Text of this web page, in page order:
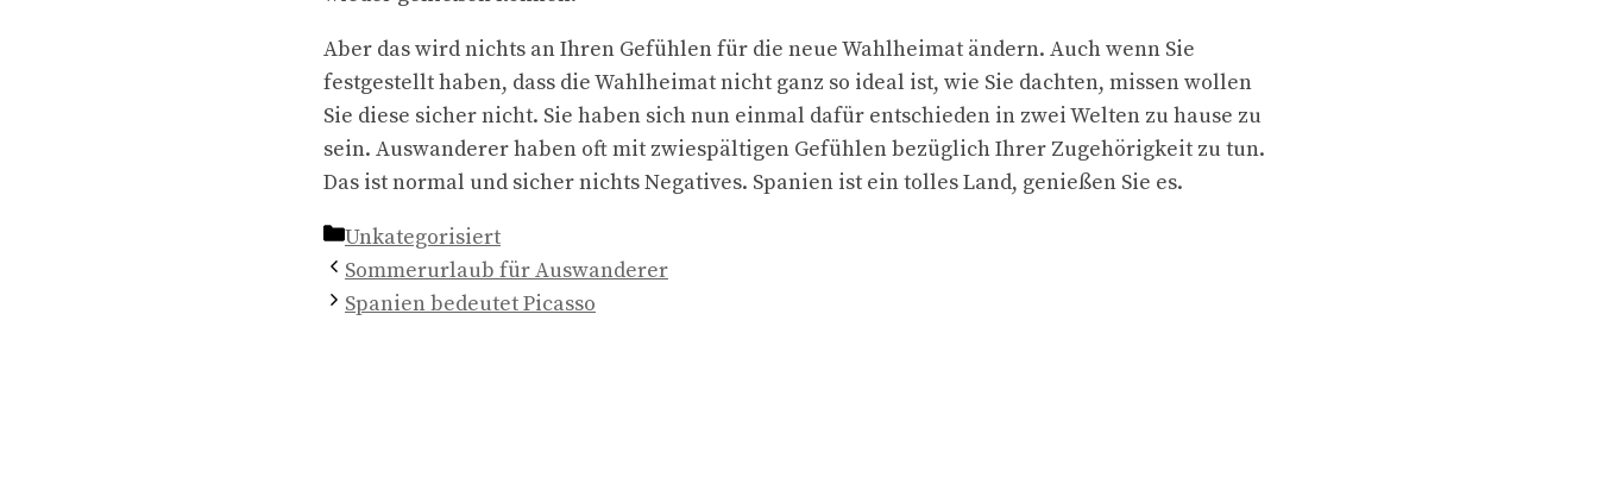
Aber das wird nichts an Ihren Gefühlen für die neue Wahlheimat ändern. Auch wenn Sie
festgestellt haben, dass die Wahlheimat nicht ganz so ideal ist, wie Sie dachten, missen wollen
Sie diese sicher nicht. Sie haben sich nun einmal dafür entschieden in zwei Welten zu hause zu
sein. Auswanderer haben oft mit zwiespältigen Gefühlen bezüglich Ihrer Zugehörigkeit zu tun.
Das ist normal und sicher nichts Negatives. Spanien ist ein tolles Land, genießen Sie es.
Kategorien
Unkategorisiert
Sommerurlaub für Auswanderer
Spanien bedeutet Picasso